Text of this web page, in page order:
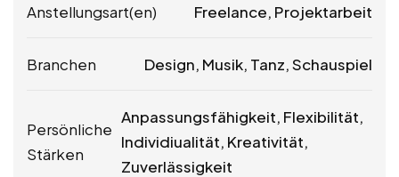
Anstellungsart(en) Freelance, Projektarbeit
Branchen Design, Musik, Tanz, Schauspiel
Persönliche
Stärken
Anpassungsfähigkeit, Flexibilität,
Individiualität, Kreativität,
Zuverlässigkeit